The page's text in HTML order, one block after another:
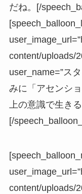
だね。[/
content/uploads/
user_name=”ス
みに「アセンシ
上の意識で生き
[/
content/uploads/